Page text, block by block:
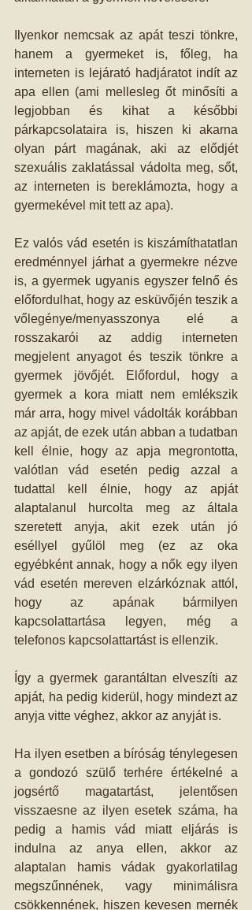
Ilyenkor nemcsak az apát teszi tönkre,
hanem a gyermeket is, főleg, ha
interneten is lejárató hadjáratot indít az
apa ellen (ami mellesleg őt minősíti a
legjobban és kihat a későbbi
párkapcsolataira is, hiszen ki akarna
olyan párt magának, aki az elődjét
szexuális zaklatással vádolta meg, sőt,
az interneten is bereklámozta, hogy a
gyermekével mit tett az apa).
Ez valós vád esetén is kiszámíthatatlan
eredménnyel járhat a gyermekre nézve
is, a gyermek ugyanis egyszer felnő és
előfordulhat, hogy az esküvőjén teszik a
vőlegénye/menyasszonya elé a
rosszakarói az addig interneten
megjelent anyagot és teszik tönkre a
gyermek jövőjét. Előfordul, hogy a
gyermek a kora miatt nem emlékszik
már arra, hogy mivel vádolták korábban
az apját, de ezek után abban a tudatban
kell élnie, hogy az apja megrontotta,
valótlan vád esetén pedig azzal a
tudattal kell élnie, hogy az apját
alaptalanul hurcolta meg az általa
szeretett anyja, akit ezek után jó
eséllyel gyűlöl meg (ez az oka
egyébként annak, hogy a nők egy ilyen
vád esetén mereven elzárkóznak attól,
hogy az apának bármilyen
kapcsolattartása legyen, még a
telefonos kapcsolattartást is ellenzik.
Így a gyermek garantáltan elveszíti az
apját, ha pedig kiderül, hogy mindezt az
anyja vitte véghez, akkor az anyját is.
Ha ilyen esetben a bíróság ténylegesen
a gondozó szülő terhére értékelné a
jogsértő magatartást, jelentősen
visszaesne az ilyen esetek száma, ha
pedig a hamis vád miatt eljárás is
indulna az anya ellen, akkor az
alaptalan hamis vádak gyakorlatilag
megszűnnének, vagy minimálisra
csökkennének, hiszen kevesen mernék